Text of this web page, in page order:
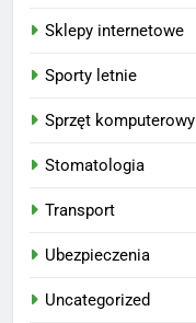
Sklepy internetowe
Sporty letnie
Sprzęt komputerowy
Stomatologia
Transport
Ubezpieczenia
Uncategorized